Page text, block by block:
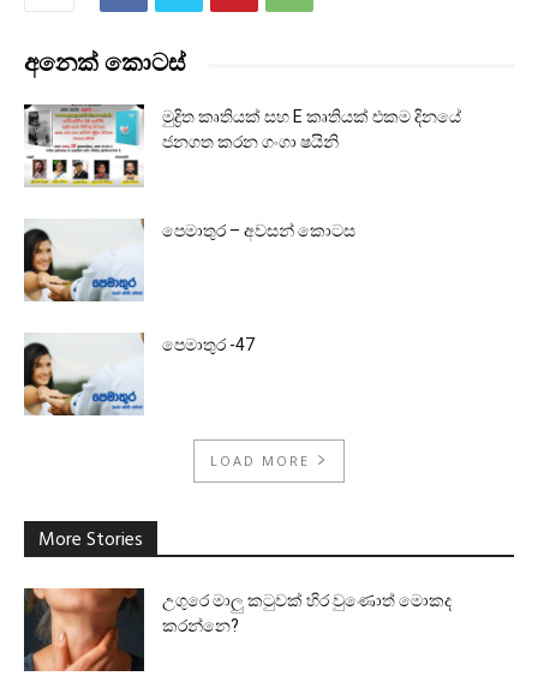
අනෙක් කොටස්
මුද්‍රිත කෘතියක් සහ E කෘතියක් එකම දිනයේ
ජනගත කරන ගංගා ෂයිනි
පෙමාතුර – අවසන් කොටස
පෙමාතුර -47
LOAD MORE
More Stories
උගුරෙ මාලු කටුවක් හිර වුණොත් මොකද
කරන්නෙ?